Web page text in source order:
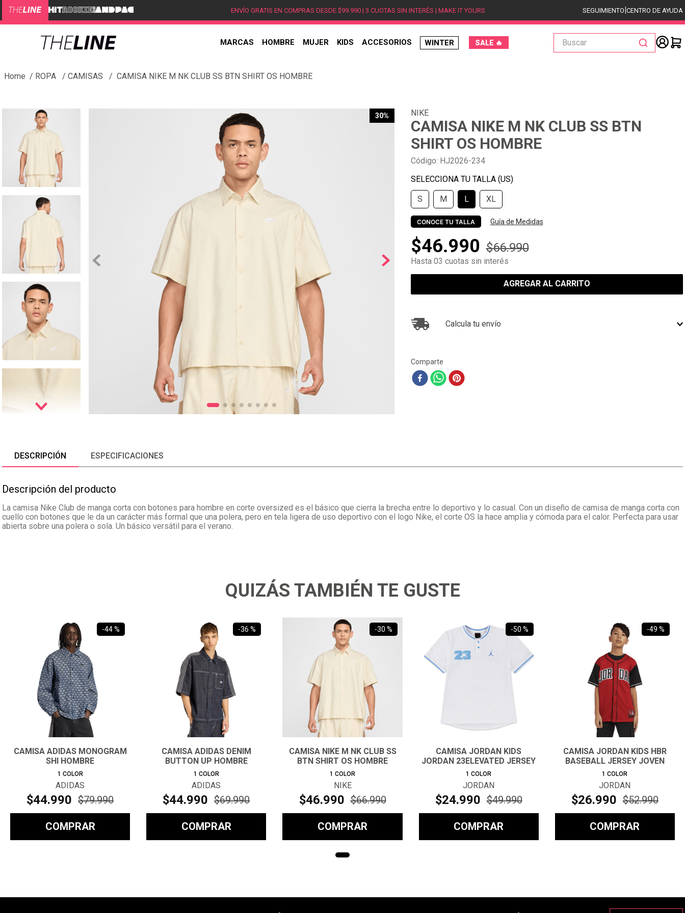
ENVÍO GRATIS EN COMPRAS DESDE $99.990 | 3 CUOTAS SIN INTERÉS | MAKE IT YOURS SEGUIMIENTO|CENTRO DE AYUDA
MARCAS HOMBRE MUJER KIDS ACCESORIOS WINTER SALE 🔥
Buscar
ROPA CAMISAS CAMISA NIKE M NK CLUB SS BTN SHIRT OS HOMBRE
30% NIKE
CAMISA NIKE M NK CLUB SS BTN
SHIRT OS HOMBRE
Código: HJ2026-234
S M L XL
CONOCE TU TALLA Guía de Medidas
$46.990 $66.990
Hasta 03 cuotas sin interés
AGREGAR AL CARRITO
Calcula tu envío
Comparte
DESCRIPCIÓN ESPECIFICACIONES
Descripción del producto
La camisa Nike Club de manga corta con botones para hombre en corte oversized es el básico que cierra la brecha entre lo deportivo y lo casual. Con un diseño de camisa de manga corta con
cuello con botones que le da un carácter más formal que una polera, pero en tela ligera de uso deportivo con el logo Nike, el corte OS la hace amplia y cómoda para el calor. Perfecta para usar
abierta sobre una polera o sola. Un básico versátil para el verano.
QUIZÁS TAMBIÉN TE GUSTE
-44 %
CAMISA ADIDAS MONOGRAM
SHI HOMBRE
1 COLOR
ADIDAS
$44.990 $79.990
COMPRAR
-36 %
CAMISA ADIDAS DENIM
BUTTON UP HOMBRE
1 COLOR
ADIDAS
$44.990 $69.990
COMPRAR
-30 %
CAMISA NIKE M NK CLUB SS
BTN SHIRT OS HOMBRE
1 COLOR
NIKE
$46.990 $66.990
COMPRAR
-50 %
CAMISA JORDAN KIDS
JORDAN 23ELEVATED JERSEY
JOVEN
1 COLOR
JORDAN
$24.990 $49.990
COMPRAR
-49 %
CAMISA JORDAN KIDS HBR
BASEBALL JERSEY JOVEN
1 COLOR
JORDAN
$26.990 $52.990
COMPRAR